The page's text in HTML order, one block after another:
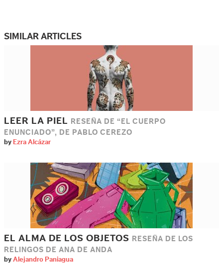
SIMILAR ARTICLES
LEER LA PIEL
RESEÑA DE “EL CUERPO
ENUNCIADO”, DE PABLO CEREZO
by Ezra Alcázar
EL ALMA DE LOS OBJETOS RESEÑA DE LOS
RELINGOS DE ANA DE ANDA
by Alejandro Paniagua